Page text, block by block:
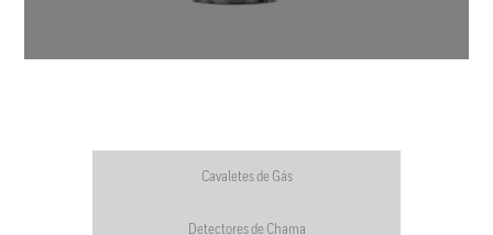
Cavaletes de Gás
Detectores de Chama